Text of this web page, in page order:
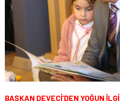
BAŞKAN DEVECİ’DEN YOĞUN İLGİ